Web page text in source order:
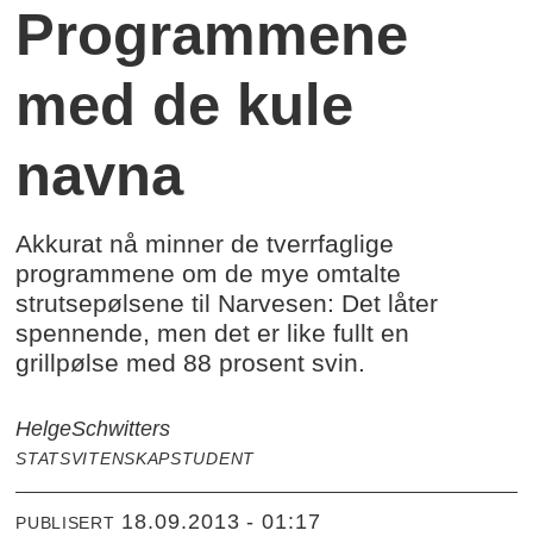
Programmene
med de kule
navna
Akkurat nå minner de tverrfaglige
programmene om de mye omtalte
strutsepølsene til Narvesen: Det låter
spennende, men det er like fullt en
grillpølse med 88 prosent svin.
HelgeSchwitters
STATSVITENSKAPSTUDENT
PUBLISERT 18.09.2013 - 01:17